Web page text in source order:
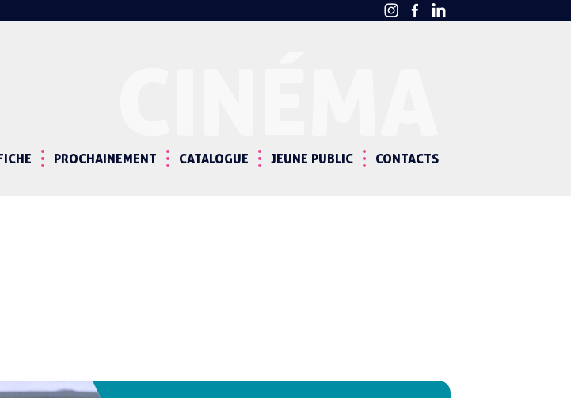
PROCHAINEMENT CATALOGUE JEUNE PUBLIC CONTACTS